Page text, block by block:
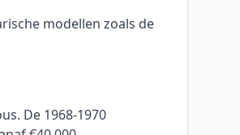
modellen zoals de
De 1968-1970